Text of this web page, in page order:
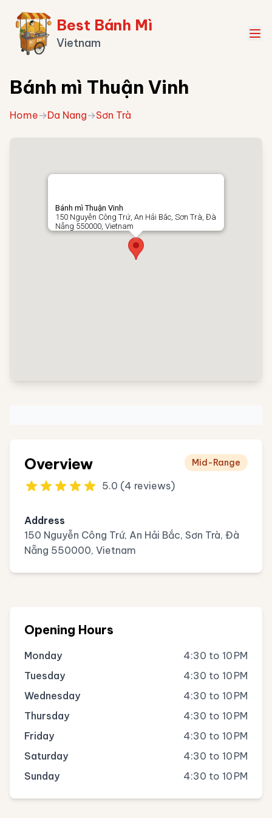
Best Bánh Mì
Vietnam
Bánh mì Thuận Vinh
Home→Da Nang→Sơn Trà
Bánh mì Thuận Vinh
150 Nguyễn Công Trứ, An Hải Bắc, Sơn Trà, Đà
Nẵng 550000, Vietnam
Overview
5.0 (4 reviews)
Mid-Range
Address
150 Nguyễn Công Trứ, An Hải Bắc, Sơn Trà, Đà
Nẵng 550000, Vietnam
Opening Hours
Monday
4:30 to 10 PM
Tuesday
4:30 to 10 PM
Wednesday
4:30 to 10 PM
Thursday
4:30 to 10 PM
Friday
4:30 to 10 PM
Saturday
4:30 to 10 PM
Sunday
4:30 to 10 PM